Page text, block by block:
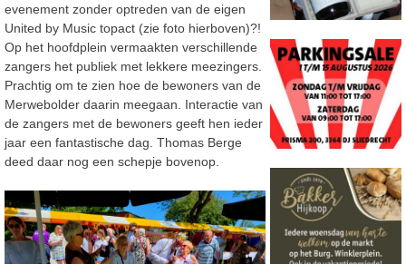
evenement zonder optreden van de eigen
United by Music topact (zie foto hierboven)?!
Op het hoofdplein vermaakten verschillende
zangers het publiek met lekkere meezingers.
Prachtig om te zien hoe de bewoners van de
Merwebolder daarin meegaan. Interactie van
de zangers met de bewoners geeft hen ieder
jaar een fantastische dag. Thomas Berge
deed daar nog een schepje bovenop.